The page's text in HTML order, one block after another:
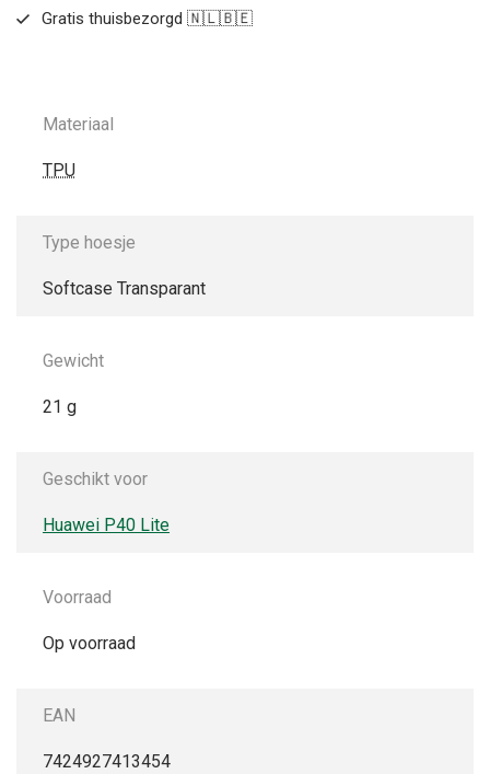
Gratis thuisbezorgd 🇳🇱🇧🇪
Materiaal
TPU
Type hoesje
Softcase Transparant
Gewicht
21 g
Geschikt voor
Huawei P40 Lite
Voorraad
Op voorraad
EAN
7424927413454